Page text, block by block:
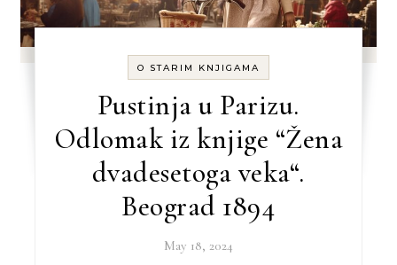
O STARIM KNJIGAMA
Pustinja u Parizu.
Odlomak iz knjige “Žena
dvadesetoga veka“.
Beograd 1894
May 18, 2024